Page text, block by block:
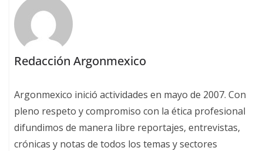
Redacción Argonmexico
Argonmexico inició actividades en mayo de 2007. Con
pleno respeto y compromiso con la ética profesional
difundimos de manera libre reportajes, entrevistas,
crónicas y notas de todos los temas y sectores